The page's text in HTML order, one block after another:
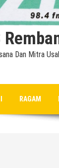
Dan Mitra
RAGAM